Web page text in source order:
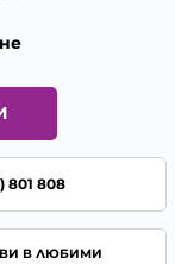
801 808
В ЛЮБИМИ